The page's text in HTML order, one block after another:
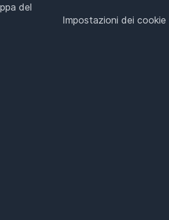
del
Impostazioni dei cookie